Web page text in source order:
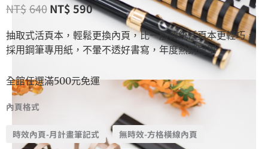
NT$640 NT$590
抽取式活頁本，輕鬆更換內頁，比一般傳統活頁本更輕巧，
採用鋼筆專用紙，不暈不透好書寫，年度熱銷冠軍
全館任選滿500元免運
內頁格式
時效內頁-月計畫筆記式 無時效-方格橫線內頁